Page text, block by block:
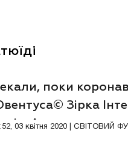
поки
Зірка
А
03 квітня 2020 | СВІТОВИЙ